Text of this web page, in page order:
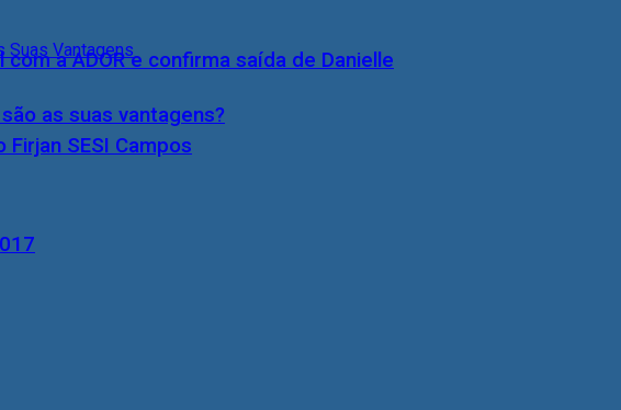
as suas vantagens?
a ADOR e confirma saída de Danielle
SESI Campos